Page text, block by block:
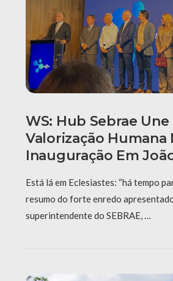
WS: Hub Sebrae
Valorização Humana
Inauguração Em
Está lá em Eclesiastes: “há tempo
resumo do forte enredo
superintendente do SEBRAE, …